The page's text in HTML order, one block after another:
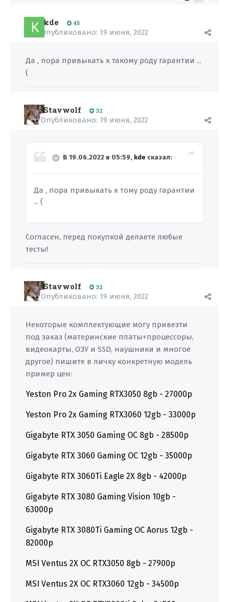
kde 45
Опубликовано: 19 июня, 2022
Да , пора привыкать к такому роду гарантии ...
(
Stavwolf 32
Опубликовано: 19 июня, 2022
В 19.06.2022 в 05:59, kde сказал:
Да , пора привыкать к тому роду гарантии
... (
Согласен, перед покупкой делаете любые
тесты!
Stavwolf 32
Опубликовано: 19 июня, 2022
Некоторые комплектующие могу привезти
под заказ (материнские платы+процессоры,
видеокарты, ОЗУ и SSD, наушники и многое
другое) пишите в личку конкретную модель
пример цен:
Yeston Pro 2x Gaming RTX3050 8gb - 27000р
Yeston Pro 2x Gaming RTX3060 12gb - 33000р
Gigabyte RTX 3050 Gaming OC 8gb - 28500р
Gigabyte RTX 3060 Gaming OC 12gb - 35000р
Gigabyte RTX 3060Ti Eagle 2X 8gb - 42000р
Gigabyte RTX 3080 Gaming Vision 10gb -
63000р
Gigabyte RTX 3080Ti Gaming OC Aorus 12gb -
82000р
MSI Ventus 2X OC RTX3050 8gb - 27900р
MSI Ventus 2X OC RTX3060 12gb - 34500р